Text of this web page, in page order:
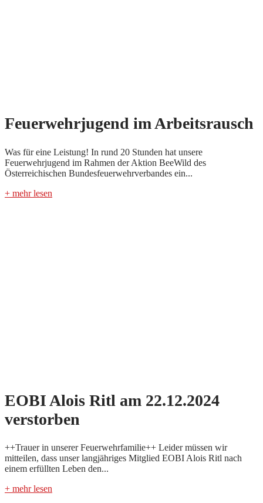
Feuerwehrjugend im Arbeitsrausch
Was für eine Leistung! In rund 20 Stunden hat unsere
Feuerwehrjugend im Rahmen der Aktion BeeWild des
Österreichischen Bundesfeuerwehrverbandes ein...
+ mehr lesen
EOBI Alois Ritl am 22.12.2024
verstorben
++Trauer in unserer Feuerwehrfamilie++ Leider müssen wir
mitteilen, dass unser langjähriges Mitglied EOBI Alois Ritl nach
einem erfüllten Leben den...
+ mehr lesen